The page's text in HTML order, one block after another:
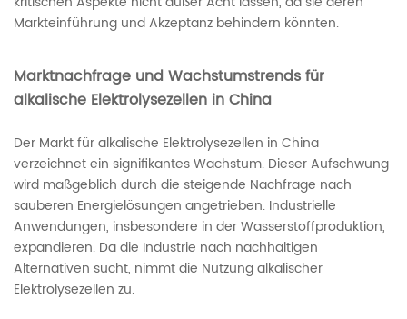
Markteinführung und Akzeptanz behindern könnten.
Marktnachfrage und Wachstumstrends für
alkalische Elektrolysezellen in China
Der Markt für alkalische Elektrolysezellen in China
verzeichnet ein signifikantes Wachstum. Dieser Aufschwung
wird maßgeblich durch die steigende Nachfrage nach
sauberen Energielösungen angetrieben. Industrielle
Anwendungen, insbesondere in der Wasserstoffproduktion,
expandieren. Da die Industrie nach nachhaltigen
Alternativen sucht, nimmt die Nutzung alkalischer
Elektrolysezellen zu.